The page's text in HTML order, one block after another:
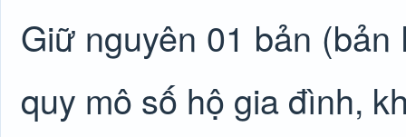
Giữ nguyên 01 bản
quy mô số hộ gia đình,